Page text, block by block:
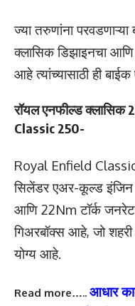
ज्या तरुणांना
क्लासिक डिझाइनचा
आहे त्यांच्यासाठी ही
रॉयल एनफील्ड क्लासिक
Classic 250-
Royal Enfield
सिलेंडर एअर-कूल्ड इंजिन
आणि 22Nm टॉर्क
गिअरबॉक्स आहे, जो शहरी
योग्य आहे.
Read more….. आधार